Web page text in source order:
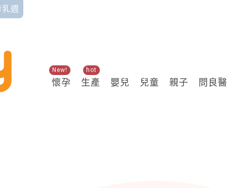
週
懷孕
New!
生產
hot
嬰兒 兒童 親子 問良醫